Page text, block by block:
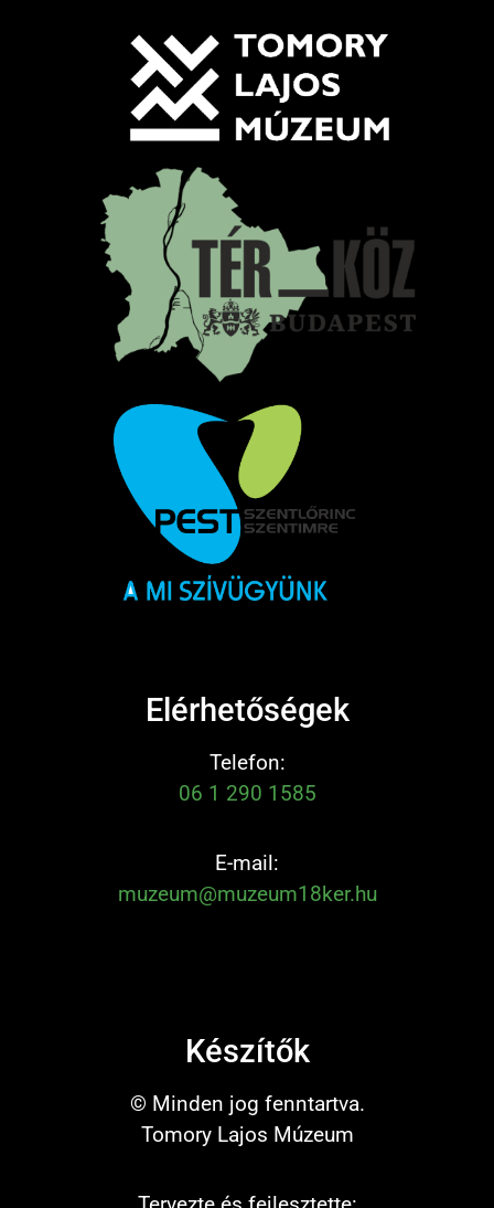
Elérhetőségek
Telefon:
06 1 290 1585
E-mail:
muzeum@muzeum18ker.hu
Készítők
© Minden jog fenntartva.
Tomory Lajos Múzeum